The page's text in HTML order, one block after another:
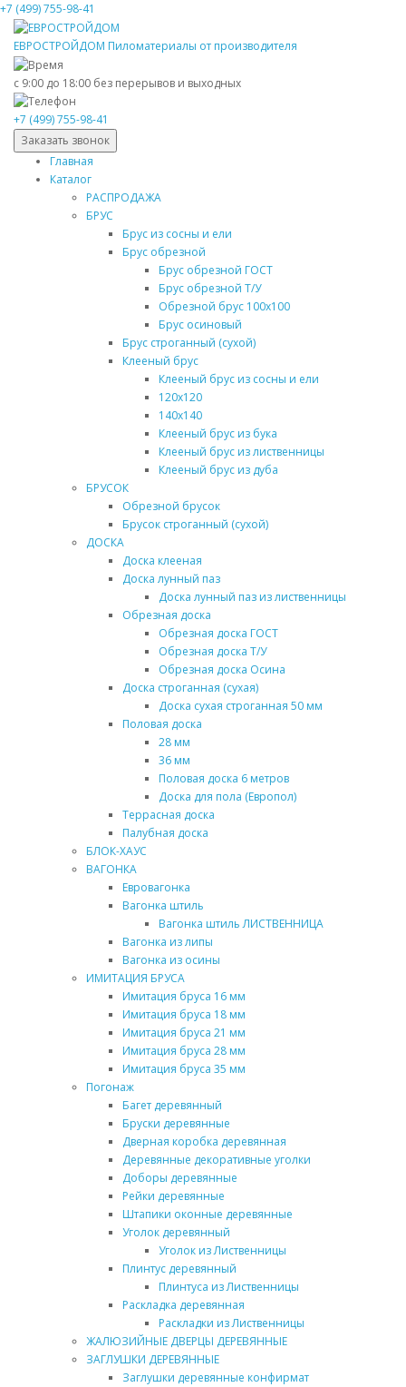
+7 (499) 755-98-41
ЕВРОСТРОЙДОМ Пиломатериалы от производителя
с 9:00 до 18:00 без перерывов и выходных
+7 (499) 755-98-41
Заказать звонок
Главная
Каталог
РАСПРОДАЖА
БРУС
Брус из сосны и ели
Брус обрезной
Брус обрезной ГОСТ
Брус обрезной Т/У
Обрезной брус 100х100
Брус осиновый
Брус строганный (сухой)
Клееный брус
Клееный брус из сосны и ели
120х120
140х140
Клееный брус из бука
Клееный брус из лиственницы
Клееный брус из дуба
БРУСОК
Обрезной брусок
Брусок строганный (сухой)
ДОСКА
Доска клееная
Доска лунный паз
Доска лунный паз из лиственницы
Обрезная доска
Обрезная доска ГОСТ
Обрезная доска Т/У
Обрезная доска Осина
Доска строганная (сухая)
Доска сухая строганная 50 мм
Половая доска
28 мм
36 мм
Половая доска 6 метров
Доска для пола (Европол)
Террасная доска
Палубная доска
БЛОК-ХАУС
ВАГОНКА
Евровагонка
Вагонка штиль
Вагонка штиль ЛИСТВЕННИЦА
Вагонка из липы
Вагонка из осины
ИМИТАЦИЯ БРУСА
Имитация бруса 16 мм
Имитация бруса 18 мм
Имитация бруса 21 мм
Имитация бруса 28 мм
Имитация бруса 35 мм
Погонаж
Багет деревянный
Бруски деревянные
Дверная коробка деревянная
Деревянные декоративные уголки
Доборы деревянные
Рейки деревянные
Штапики оконные деревянные
Уголок деревянный
Уголок из Лиственницы
Плинтус деревянный
Плинтуса из Лиственницы
Раскладка деревянная
Раскладки из Лиственницы
ЖАЛЮЗИЙНЫЕ ДВЕРЦЫ ДЕРЕВЯННЫЕ
ЗАГЛУШКИ ДЕРЕВЯННЫЕ
Заглушки деревянные конфирмат